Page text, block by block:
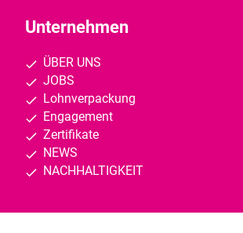
Unternehmen
ÜBER UNS
JOBS
Lohnverpackung
Engagement
Zertifikate
NEWS
NACHHALTIGKEIT